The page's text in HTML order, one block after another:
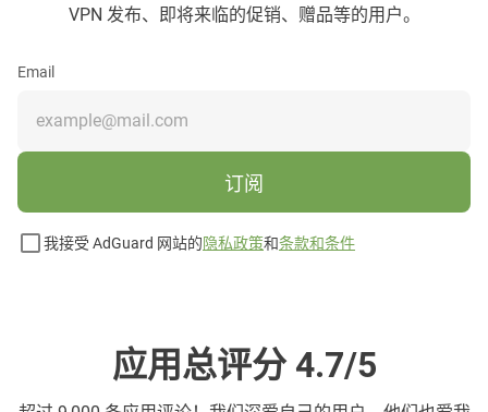
VPN 发布、即将来临的促销、赠品等的用户。
Email
订阅
我接受 AdGuard 网站的隐私政策和条款和条件
应用总评分 4.7/5